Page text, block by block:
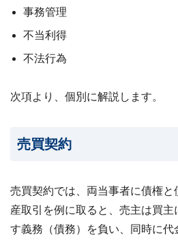
事務管理
不当利得
不法行為
次項より、個別に解説します。
売買契約
売買契約では、両当事者に債権
産取引を例に取ると、売主は買
す義務（債務）を負い、同時に